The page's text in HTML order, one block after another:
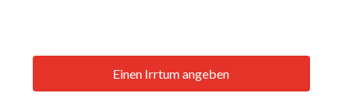
Einen Irrtum angeben